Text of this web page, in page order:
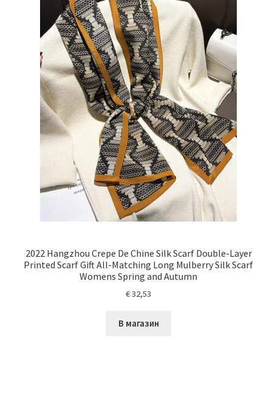
2022 Hangzhou Crepe De Chine Silk Scarf Double-Layer
Printed Scarf Gift All-Matching Long Mulberry Silk Scarf
Womens Spring and Autumn
€32,53
В магазин